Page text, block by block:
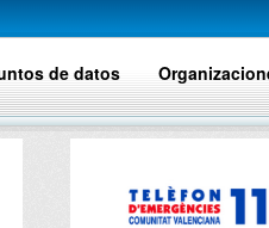
de datos